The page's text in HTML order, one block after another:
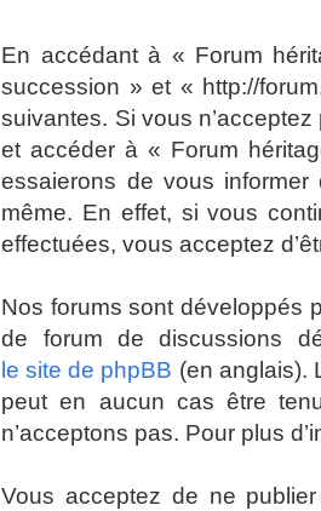
En accédant à « Forum
succession » et « http://
suivantes. Si vous
et accéder à « Forum
essaierons de vous
même. En effet, si vous
effectuées, vous acceptez
Nos forums sont développés
de forum de discussions
le site de phpBB (en anglais).
peut en aucun cas être
n’acceptons pas. Pour plus
Vous acceptez de ne